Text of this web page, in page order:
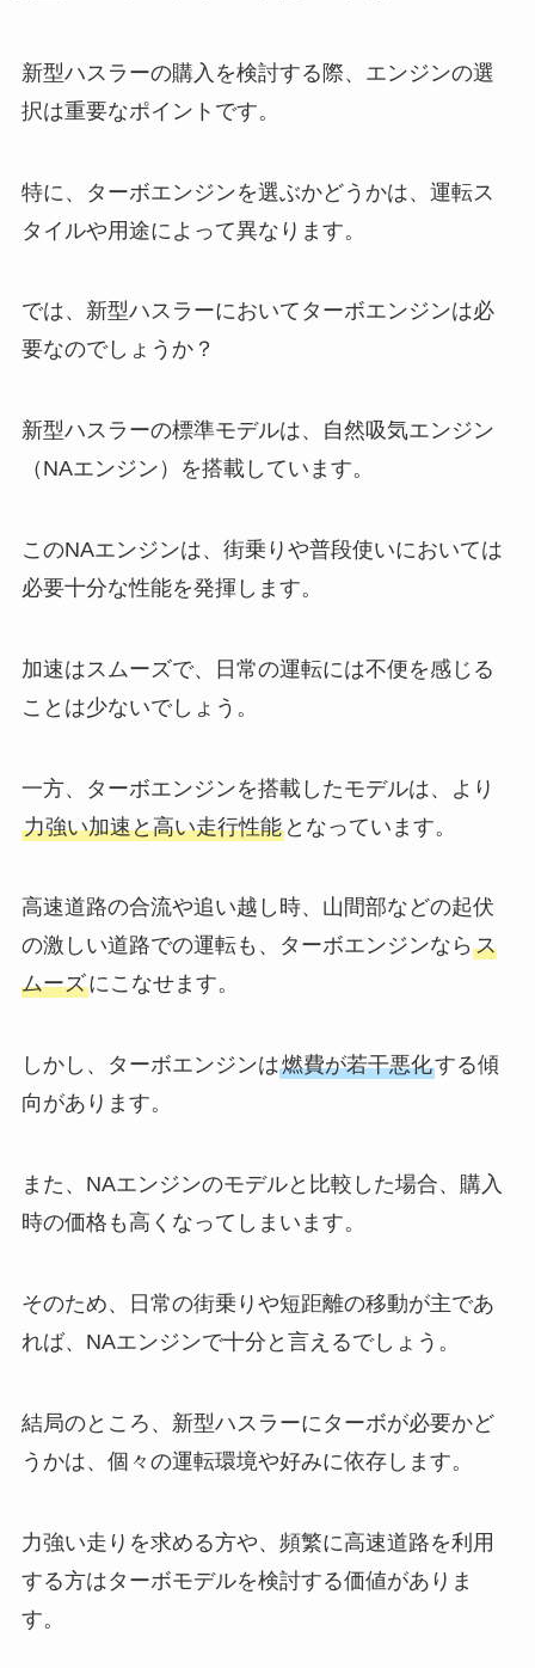
新型ハスラーの購入を検討する際、エンジンの選
択は重要なポイントです。
特に、ターボエンジンを選ぶかどうかは、運転ス
タイルや用途によって異なります。
では、新型ハスラーにおいてターボエンジンは必
要なのでしょうか？
新型ハスラーの標準モデルは、自然吸気エンジン
（NAエンジン）を搭載しています。
このNAエンジンは、街乗りや普段使いにおいては
必要十分な性能を発揮します。
加速はスムーズで、日常の運転には不便を感じる
ことは少ないでしょう。
一方、ターボエンジンを搭載したモデルは、より
力強い加速と高い走行性能となっています。
高速道路の合流や追い越し時、山間部などの起伏
の激しい道路での運転も、ターボエンジンなら ス
ムーズにこなせます。
しかし、ターボエンジンは燃費が若干悪化する傾
向があります。
また、NAエンジンのモデルと比較した場合、購入
時の価格も高くなってしまいます。
そのため、日常の街乗りや短距離の移動が主であ
れば、NAエンジンで十分と言えるでしょう。
結局のところ、新型ハスラーにターボが必要かど
うかは、個々の運転環境や好みに依存します。
力強い走りを求める方や、頻繁に高速道路を利用
する方はターボモデルを検討する価値がありま
す。